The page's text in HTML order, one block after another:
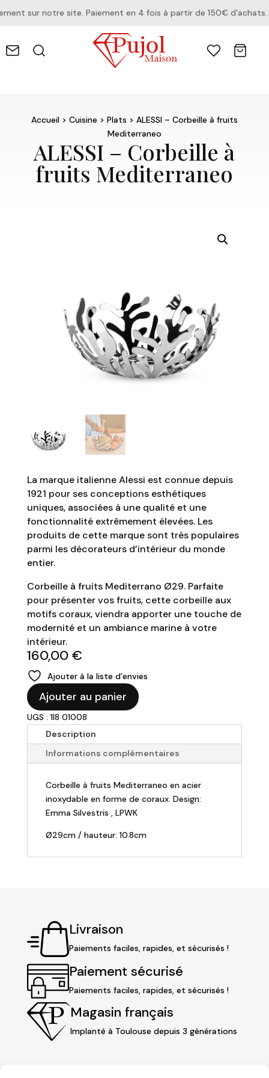
sur notre site. Paiement en 4 fois à partir de 150€ d'achats.
Accueil> Cuisine> Plats > ALESSI – Corbeille à fruits
Mediterraneo
ALESSI – Corbeille à
fruits Mediterraneo
La marque italienne Alessi est connue depuis
1921 pour ses conceptions esthétiques
uniques, associées à une qualité et une
fonctionnalité extrêmement élevées. Les
produits de cette marque sont très populaires
parmi les décorateurs d’intérieur du monde
entier.
Corbeille à fruits Mediterrano Ø29. Parfaite
pour présenter vos fruits, cette corbeille aux
motifs coraux, viendra apporter une touche de
modernité et un ambiance marine à votre
intérieur.
160,00 €
Ajouter à la liste d’envies
quantité
de
ALESSI
Corbeille
Mediterraneo
Ajouter au panier
UGS : 1I8 01008
Description
Informations complémentaires
Corbeille à fruits Mediterraneo en acier
inoxydable en forme de coraux. Design:
Emma Silvestris , LPWK
Ø29cm / hauteur: 10.8cm
Livraison
Paiements faciles, rapides, et sécurisés !
Paiement sécurisé
Paiements faciles, rapides, et sécurisés !
Magasin français
Implanté à Toulouse depuis 3 générations